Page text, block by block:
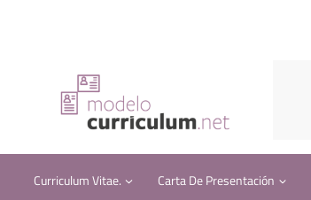
Curriculum Vitae. Carta De Presentación